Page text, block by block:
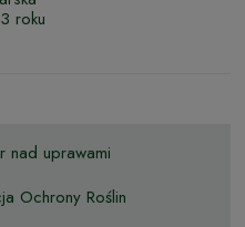
roku
nad uprawami
Ochrony Roślin